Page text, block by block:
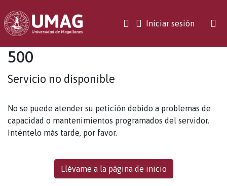
Iniciar sesión(current)
500
Servicio no disponible
No se puede atender su petición debido a problemas de
capacidad o mantenimientos programados del servidor.
Inténtelo más tarde, por favor.
Llévame a la página de inicio